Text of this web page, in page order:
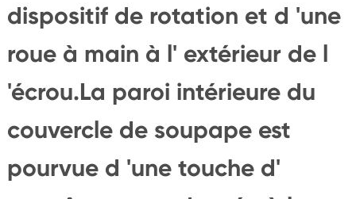
dispositif de rotation et d 'une
roue à main à l' extérieur de l
'écrou.La paroi intérieure du
couvercle de soupape est
pourvue d 'une touche d'